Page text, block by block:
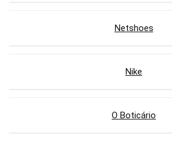
Netshoes
Nike
O Boticário